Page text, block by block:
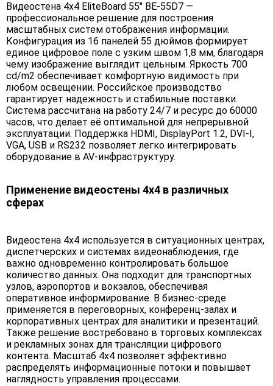
Видеостена 4х4 EliteBoard 55" BE-55D7 —
профессиональное решение для построения
масштабных систем отображения информации.
Конфигурация из 16 панелей 55 дюймов формирует
единое цифровое поле с узким швом 1,8 мм, благодаря
чему изображение выглядит цельным. Яркость 700
cd/m2 обеспечивает комфортную видимость при
любом освещении. Российское производство
гарантирует надежность и стабильные поставки.
Система рассчитана на работу 24/7 и ресурс до 60000
часов, что делает её оптимальной для непрерывной
эксплуатации. Поддержка HDMI, DisplayPort 1.2, DVI-I,
VGA, USB и RS232 позволяет легко интегрировать
оборудование в AV-инфраструктуру.
Применение видеостены 4х4 в различных
сферах
Видеостена 4х4 используется в ситуационных центрах,
диспетчерских и системах видеонаблюдения, где
важно одновременно контролировать большое
количество данных. Она подходит для транспортных
узлов, аэропортов и вокзалов, обеспечивая
оперативное информирование. В бизнес-среде
применяется в переговорных, конференц-залах и
корпоративных центрах для аналитики и презентаций.
Также решение востребовано в торговых комплексах
и рекламных зонах для трансляции цифрового
контента. Масштаб 4х4 позволяет эффективно
распределять информационные потоки и повышает
наглядность управления процессами.